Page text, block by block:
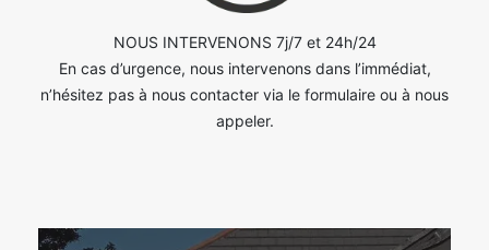
NOUS INTERVENONS 7j/7 et 24h/24
En cas d’urgence, nous intervenons dans l’immédiat,
n’hésitez pas à nous contacter via le formulaire ou à nous
appeler.